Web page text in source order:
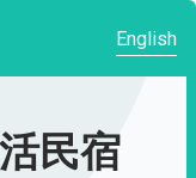
English
民宿